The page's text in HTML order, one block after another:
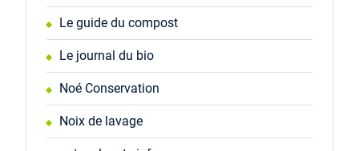
Le guide du compost
Le journal du bio
Noé Conservation
Noix de lavage